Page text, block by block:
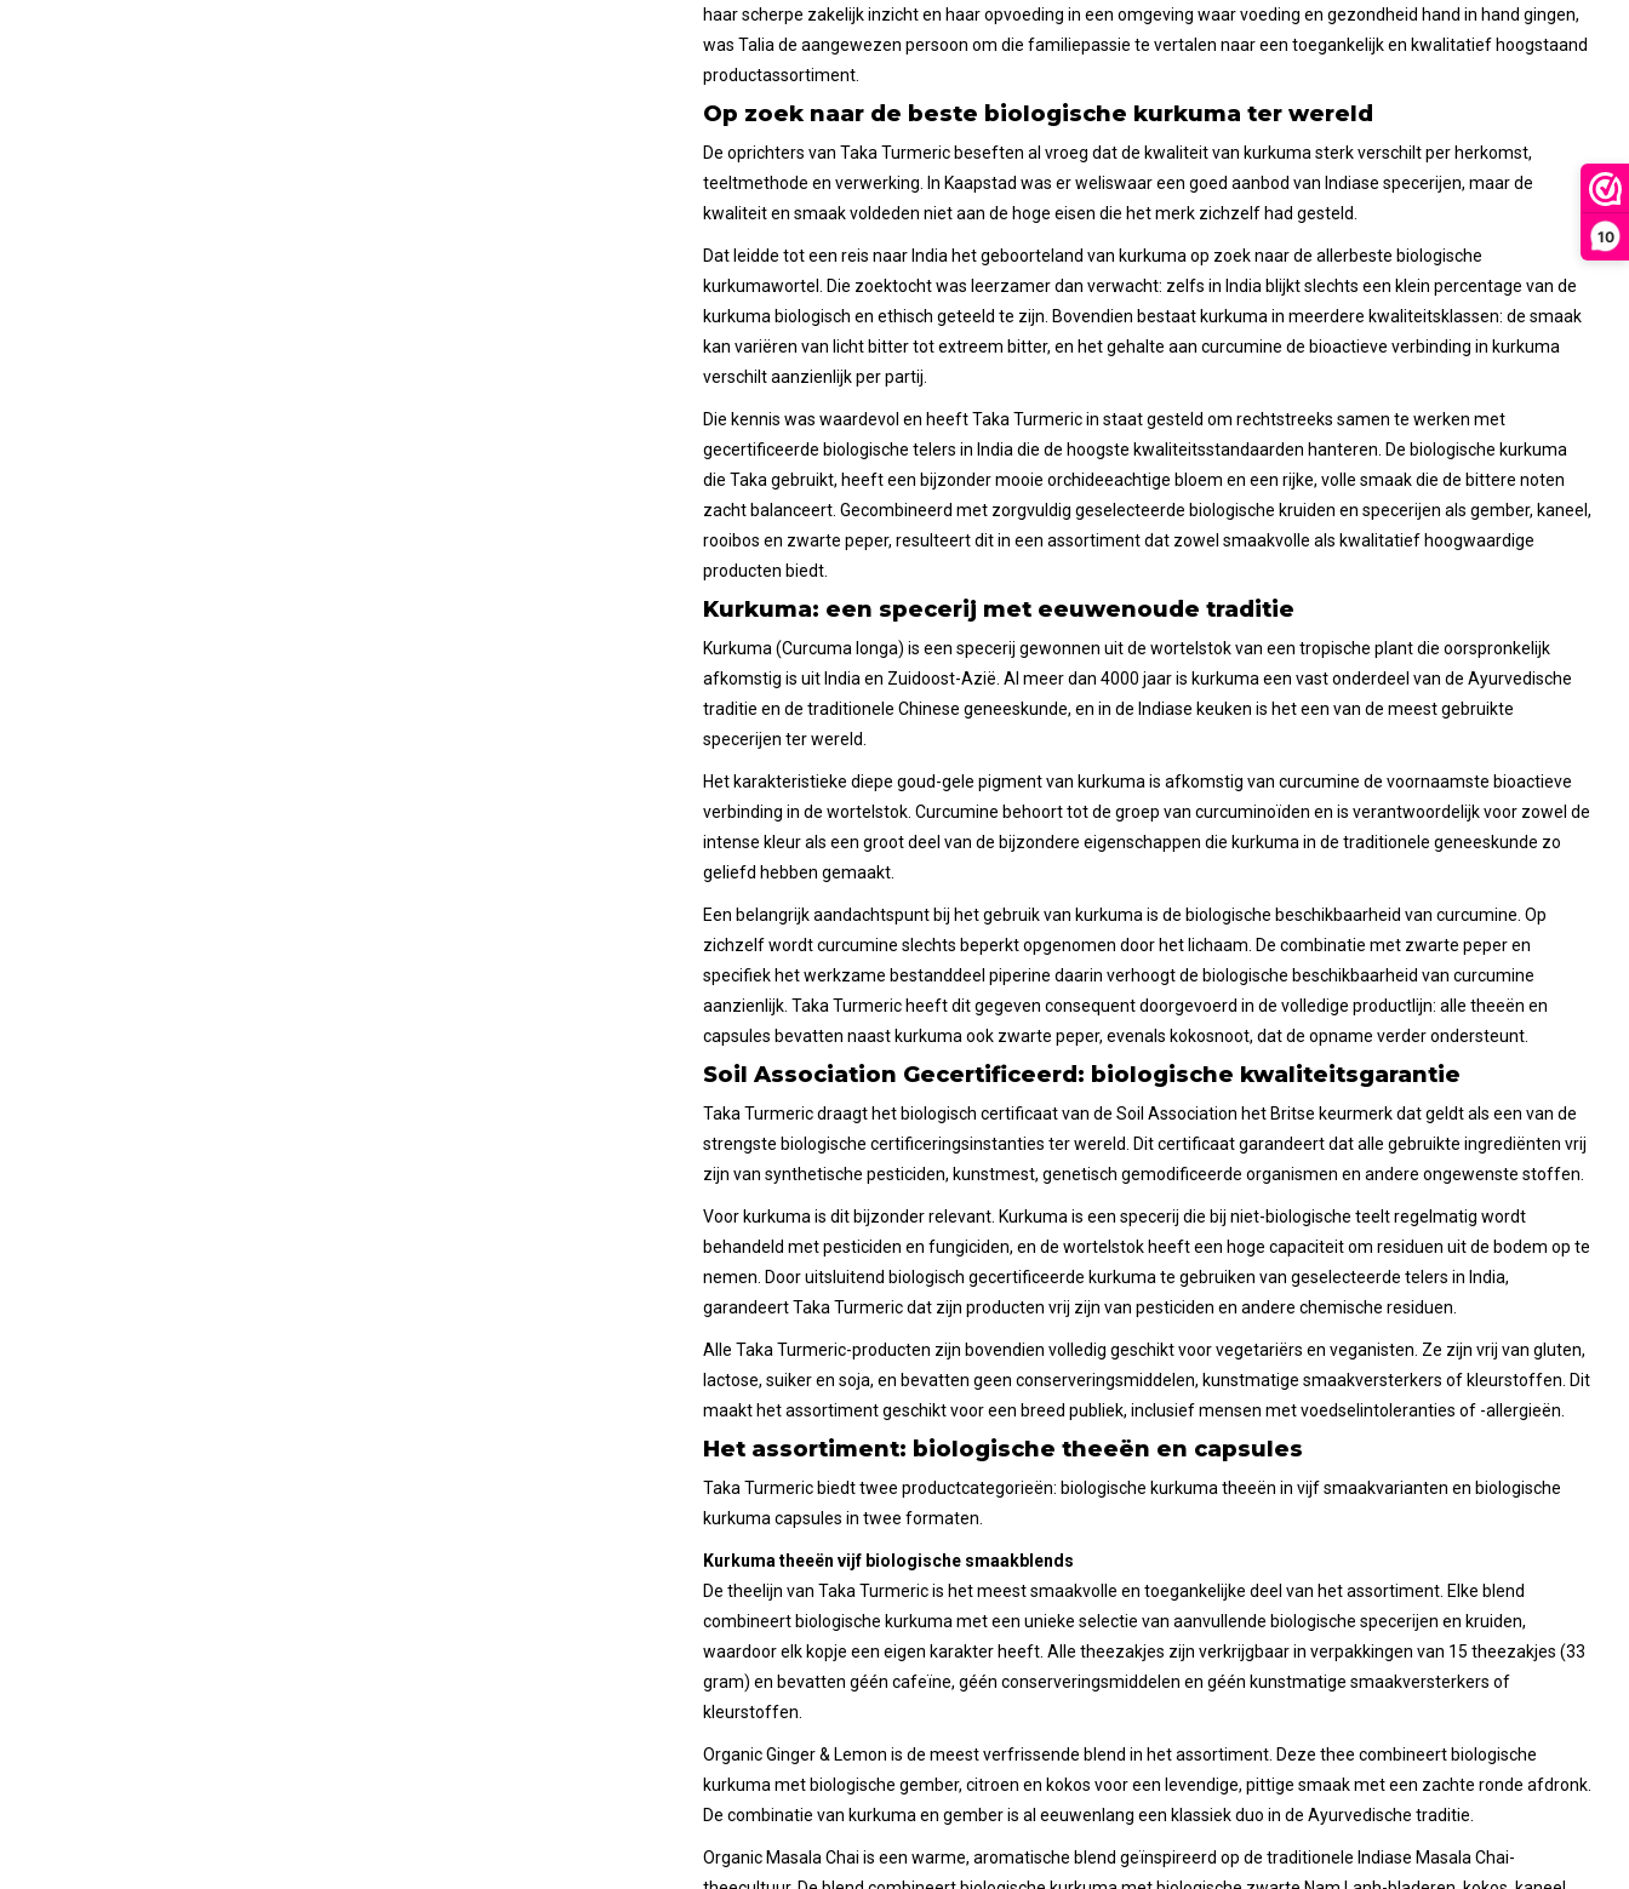
10
haar scherpe zakelijk inzicht en haar opvoeding in een omgeving waar voeding en gezondheid hand in hand gingen,
was Talia de aangewezen persoon om die familiepassie te vertalen naar een toegankelijk en kwalitatief hoogstaand
productassortiment.
Op zoek naar de beste biologische kurkuma ter wereld
De oprichters van Taka Turmeric beseften al vroeg dat de kwaliteit van kurkuma sterk verschilt per herkomst,
teeltmethode en verwerking. In Kaapstad was er weliswaar een goed aanbod van Indiase specerijen, maar de
kwaliteit en smaak voldeden niet aan de hoge eisen die het merk zichzelf had gesteld.
Dat leidde tot een reis naar India het geboorteland van kurkuma op zoek naar de allerbeste biologische
kurkumawortel. Die zoektocht was leerzamer dan verwacht: zelfs in India blijkt slechts een klein percentage van de
kurkuma biologisch en ethisch geteeld te zijn. Bovendien bestaat kurkuma in meerdere kwaliteitsklassen: de smaak
kan variëren van licht bitter tot extreem bitter, en het gehalte aan curcumine de bioactieve verbinding in kurkuma
verschilt aanzienlijk per partij.
Die kennis was waardevol en heeft Taka Turmeric in staat gesteld om rechtstreeks samen te werken met
gecertificeerde biologische telers in India die de hoogste kwaliteitsstandaarden hanteren. De biologische kurkuma
die Taka gebruikt, heeft een bijzonder mooie orchideeachtige bloem en een rijke, volle smaak die de bittere noten
zacht balanceert. Gecombineerd met zorgvuldig geselecteerde biologische kruiden en specerijen als gember, kaneel,
rooibos en zwarte peper, resulteert dit in een assortiment dat zowel smaakvolle als kwalitatief hoogwaardige
producten biedt.
Kurkuma: een specerij met eeuwenoude traditie
Kurkuma (Curcuma longa) is een specerij gewonnen uit de wortelstok van een tropische plant die oorspronkelijk
afkomstig is uit India en Zuidoost-Azië. Al meer dan 4000 jaar is kurkuma een vast onderdeel van de Ayurvedische
traditie en de traditionele Chinese geneeskunde, en in de Indiase keuken is het een van de meest gebruikte
specerijen ter wereld.
Het karakteristieke diepe goud-gele pigment van kurkuma is afkomstig van curcumine de voornaamste bioactieve
verbinding in de wortelstok. Curcumine behoort tot de groep van curcuminoïden en is verantwoordelijk voor zowel de
intense kleur als een groot deel van de bijzondere eigenschappen die kurkuma in de traditionele geneeskunde zo
geliefd hebben gemaakt.
Een belangrijk aandachtspunt bij het gebruik van kurkuma is de biologische beschikbaarheid van curcumine. Op
zichzelf wordt curcumine slechts beperkt opgenomen door het lichaam. De combinatie met zwarte peper en
specifiek het werkzame bestanddeel piperine daarin verhoogt de biologische beschikbaarheid van curcumine
aanzienlijk. Taka Turmeric heeft dit gegeven consequent doorgevoerd in de volledige productlijn: alle theeën en
capsules bevatten naast kurkuma ook zwarte peper, evenals kokosnoot, dat de opname verder ondersteunt.
Soil Association Gecertificeerd: biologische kwaliteitsgarantie
Taka Turmeric draagt het biologisch certificaat van de Soil Association het Britse keurmerk dat geldt als een van de
strengste biologische certificeringsinstanties ter wereld. Dit certificaat garandeert dat alle gebruikte ingrediënten vrij
zijn van synthetische pesticiden, kunstmest, genetisch gemodificeerde organismen en andere ongewenste stoffen.
Voor kurkuma is dit bijzonder relevant. Kurkuma is een specerij die bij niet-biologische teelt regelmatig wordt
behandeld met pesticiden en fungiciden, en de wortelstok heeft een hoge capaciteit om residuen uit de bodem op te
nemen. Door uitsluitend biologisch gecertificeerde kurkuma te gebruiken van geselecteerde telers in India,
garandeert Taka Turmeric dat zijn producten vrij zijn van pesticiden en andere chemische residuen.
Alle Taka Turmeric-producten zijn bovendien volledig geschikt voor vegetariërs en veganisten. Ze zijn vrij van gluten,
lactose, suiker en soja, en bevatten geen conserveringsmiddelen, kunstmatige smaakversterkers of kleurstoffen. Dit
maakt het assortiment geschikt voor een breed publiek, inclusief mensen met voedselintoleranties of -allergieën.
Het assortiment: biologische theeën en capsules
Taka Turmeric biedt twee productcategorieën: biologische kurkuma theeën in vijf smaakvarianten en biologische
kurkuma capsules in twee formaten.
Kurkuma theeën vijf biologische smaakblends
De theelijn van Taka Turmeric is het meest smaakvolle en toegankelijke deel van het assortiment. Elke blend
combineert biologische kurkuma met een unieke selectie van aanvullende biologische specerijen en kruiden,
waardoor elk kopje een eigen karakter heeft. Alle theezakjes zijn verkrijgbaar in verpakkingen van 15 theezakjes (33
gram) en bevatten géén cafeïne, géén conserveringsmiddelen en géén kunstmatige smaakversterkers of
kleurstoffen.
Organic Ginger & Lemon is de meest verfrissende blend in het assortiment. Deze thee combineert biologische
kurkuma met biologische gember, citroen en kokos voor een levendige, pittige smaak met een zachte ronde afdronk.
De combinatie van kurkuma en gember is al eeuwenlang een klassiek duo in de Ayurvedische traditie.
Organic Masala Chai is een warme, aromatische blend geïnspireerd op de traditionele Indiase Masala Chai-